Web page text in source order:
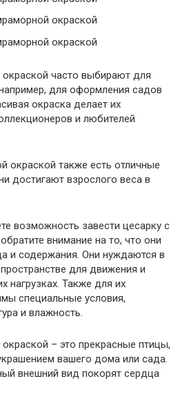
часто выбирают для
для оформления садов
окраска делает их
и любителей
окраской также есть отличные
достигают взрослого веса в
возможность завести цесарку с
внимание на то, что они
и содержания. Они нуждаются в
для движения и
нагрузках. Также для их
специальные условия,
и влажность.
– это прекрасные птицы,
вашего дома или сада.
внешний вид покорят сердца